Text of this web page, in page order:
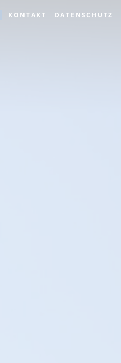
KONTAKT DATENSCHUTZ